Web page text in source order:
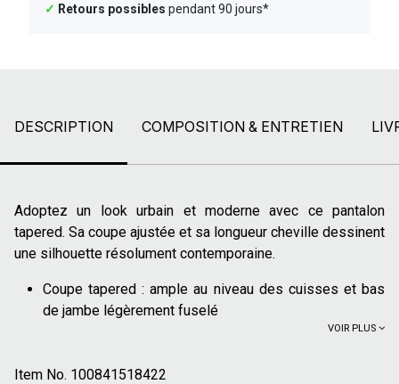
✓ Retours possibles pendant 90 jours*
DESCRIPTION COMPOSITION & ENTRETIEN
Adoptez un look urbain et moderne avec ce pantalon
tapered. Sa coupe ajustée et sa longueur cheville dessinent
une silhouette résolument contemporaine.
Coupe tapered : ample au niveau des cuisses et bas
de jambe légèrement fuselé
Passants pour ceinture
VOIR PLUS
Item No. 100841518422